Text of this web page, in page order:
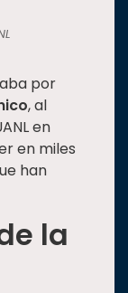
por
, al
en
en miles
han
la